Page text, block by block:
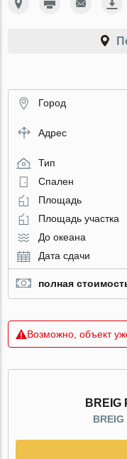
Город
Адрес
Тип
Спален
Площадь
Площадь участка
До океана
Дата сдачи
полная
Возможно, объект
BREIG